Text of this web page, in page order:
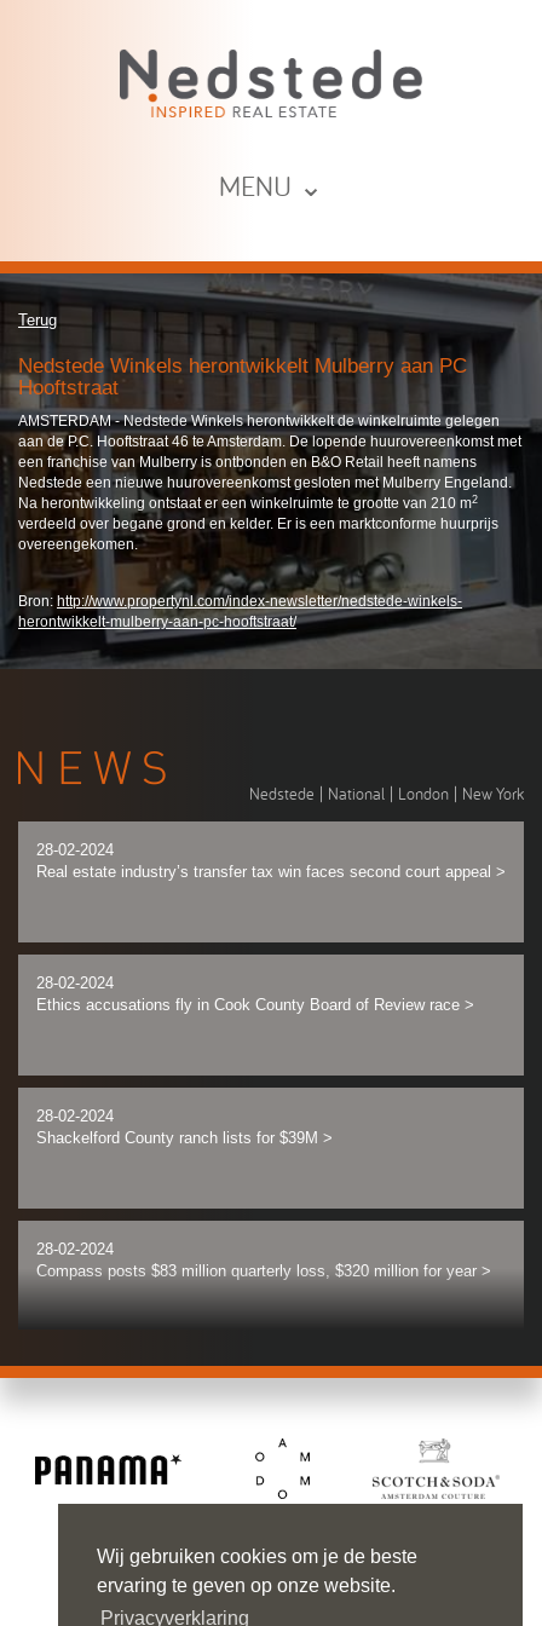
Wij gebruiken cookies om je de beste
ervaring te geven op onze website.
Privacyverklaring
MENU ⌄
Terug
Nedstede Winkels herontwikkelt Mulberry aan PC
Hooftstraat
AMSTERDAM - Nedstede Winkels herontwikkelt de winkelruimte gelegen
aan de P.C. Hooftstraat 46 te Amsterdam. De lopende huurovereenkomst met
een franchise van Mulberry is ontbonden en B&O Retail heeft namens
Nedstede een nieuwe huurovereenkomst gesloten met Mulberry Engeland.
Na herontwikkeling ontstaat er een winkelruimte te grootte van 210 m2
verdeeld over begane grond en kelder. Er is een marktconforme huurprijs
overeengekomen.
Bron: http://www.propertynl.com/index-newsletter/nedstede-winkels-
herontwikkelt-mulberry-aan-pc-hooftstraat/
Nedstede | National | London | New York
28-02-2024
Real estate industry’s transfer tax win faces second court appeal >
28-02-2024
Ethics accusations fly in Cook County Board of Review race >
28-02-2024
Shackelford County ranch lists for $39M >
28-02-2024
Compass posts $83 million quarterly loss, $320 million for year >
28-02-2024
project site